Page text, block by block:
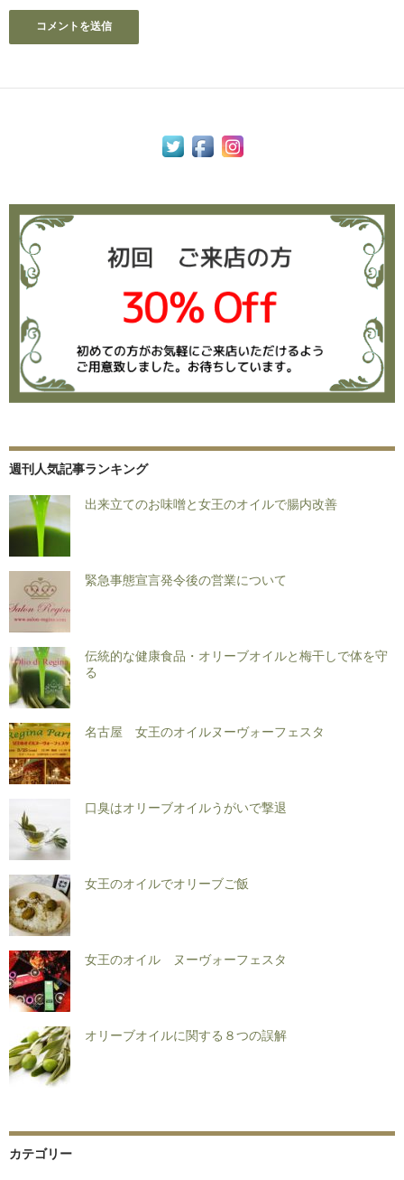
週刊人気記事ランキング
出来立てのお味噌と女王のオイルで腸内改善
緊急事態宣言発令後の営業について
伝統的な健康食品・オリーブオイルと梅干しで体を守
る
名古屋 女王のオイルヌーヴォーフェスタ
口臭はオリーブオイルうがいで撃退
女王のオイルでオリーブご飯
女王のオイル ヌーヴォーフェスタ
オリーブオイルに関する８つの誤解
カテゴリー